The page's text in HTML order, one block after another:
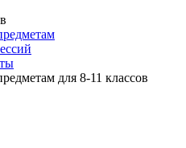
для 8-11 классов